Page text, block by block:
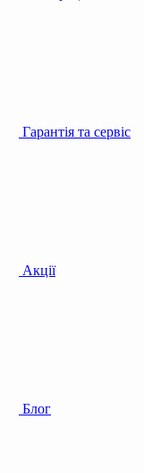
Гарантія та сервіс
Акції
Блог